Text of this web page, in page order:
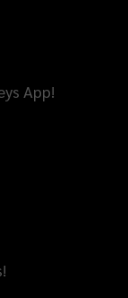
App!